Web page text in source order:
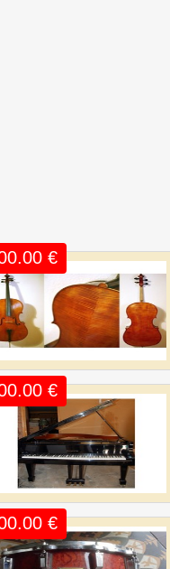
€
€
€